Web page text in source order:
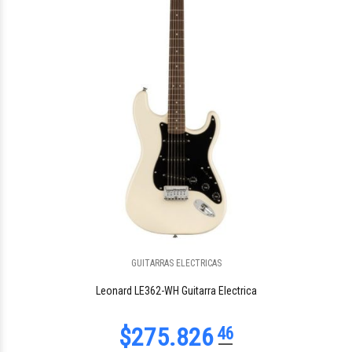
GUITARRAS ELECTRICAS
Leonard LE362-WH Guitarra Electrica